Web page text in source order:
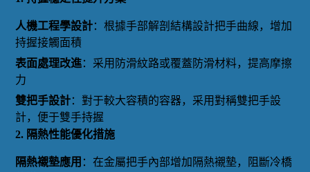
人機工程學設計：根據手部解剖結構設計把手曲線，增加
持握接觸面積
表面處理改進：采用防滑紋路或覆蓋防滑材料，提高摩擦
力
雙把手設計：對于較大容積的容器，采用對稱雙把手設
計，便于雙手持握
2. 隔熱性能優化措施
隔熱襯墊應用 ：在金屬把手內部增加隔熱襯墊，阻斷冷橋